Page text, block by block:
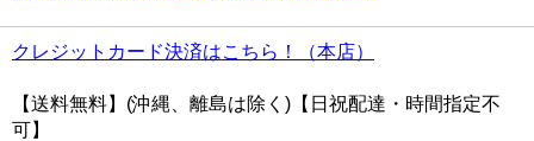
クレジットカード決済はこちら！（本店）
【送料無料】(沖縄、離島は除く)【日祝配達・時間指定不
可】